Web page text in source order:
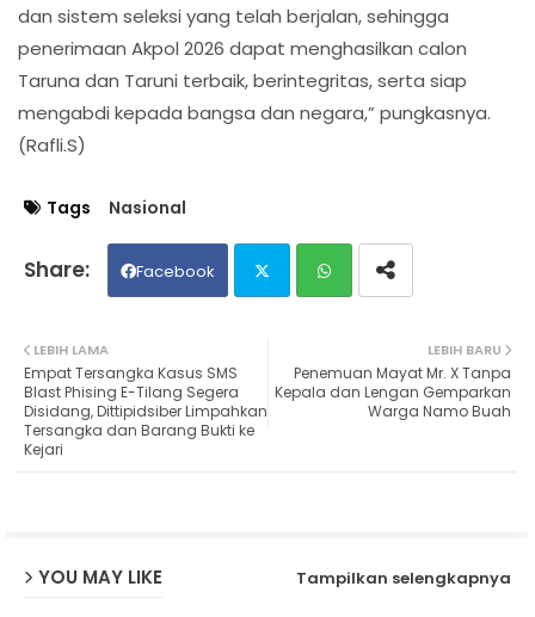
dan sistem seleksi yang telah berjalan, sehingga
penerimaan Akpol 2026 dapat menghasilkan calon
Taruna dan Taruni terbaik, berintegritas, serta siap
mengabdi kepada bangsa dan negara,” pungkasnya.
(Rafli.S)
Tags Nasional
Facebook
ats
LEBIH BARU
Penemuan Mayat Mr. X Tanpa
Kepala dan Lengan Gemparkan
Warga Namo Buah
LEBIH LAMA
Empat Tersangka Kasus SMS
Blast Phising E-Tilang Segera
Disidang, Dittipidsiber Limpahkan
Tersangka dan Barang Bukti ke
Kejari
YOU MAY LIKE Tampilkan selengkapnya